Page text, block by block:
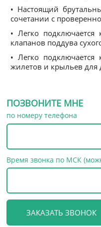
• Настоящий
сочетании с
• Легко
клапанов поддува
• Легко
жилетов и крыльев для
ПОЗВОНИТЕ МНЕ
по номеру телефона
Время звонка по МСК